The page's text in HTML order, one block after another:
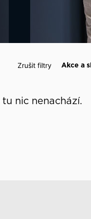
Akce a
Zrušit filtry
nic nenachází.